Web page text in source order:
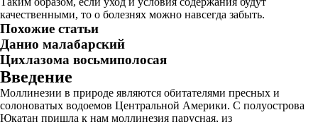
качественными, то о болезнях можно навсегда забыть.
Похожие статьи
Данио малабарский
Цихлазома восьмиполосая
Введение
Моллинезии в природе являются обитателями пресных и
солоноватых водоемов Центральной Америки. С полуострова
Юкатан пришла к нам моллинезия парусная, из